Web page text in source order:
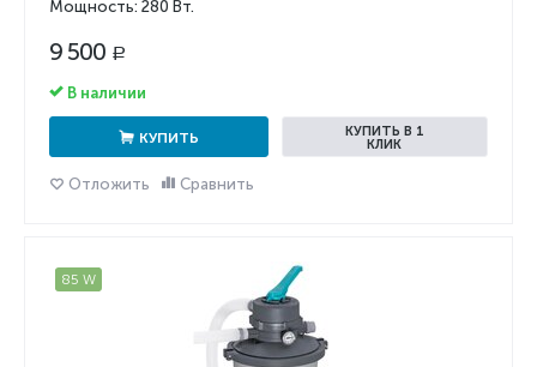
Мощность: 280 Вт.
9 500 Р
В наличии
КУПИТЬ
КУПИТЬ В 1
КЛИК
Отложить Сравнить
85 W